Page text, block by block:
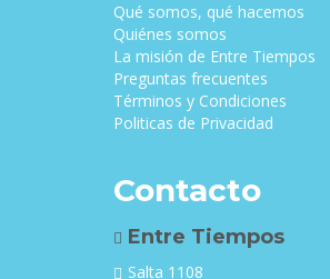
Qué somos, qué hacemos
Quiénes somos
La misión de Entre Tiempos
Preguntas frecuentes
Términos y Condiciones
Politicas de Privacidad
Contacto
Entre Tiempos
Salta 1108